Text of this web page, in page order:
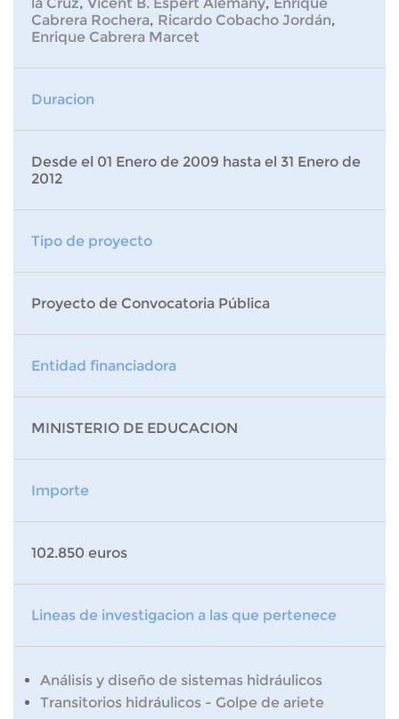
Cabrera Rochera, Ricardo Cobacho Jordán,
Enrique Cabrera Marcet
Duracion
Desde el 01 Enero de 2009 hasta el 31 Enero de
2012
Tipo de proyecto
Proyecto de Convocatoria Pública
Entidad financiadora
MINISTERIO DE EDUCACION
Importe
102.850 euros
Lineas de investigacion a las que pertenece
Análisis y diseño de sistemas hidráulicos
Transitorios hidráulicos - Golpe de ariete